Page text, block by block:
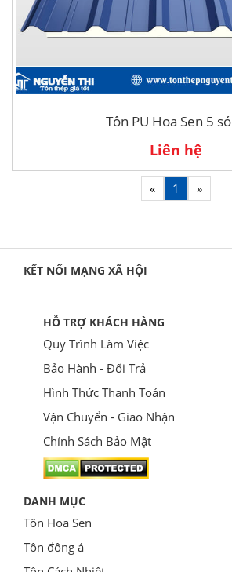
Tôn PU Hoa Sen 5
Liên hệ
« 1 »
KẾT NỐI MẠNG XÃ HỘI
HỖ TRỢ KHÁCH HÀNG
Quy Trình Làm Việc
Bảo Hành - Đổi Trả
Hình Thức Thanh Toán
Vận Chuyển - Giao Nhận
Chính Sách Bảo Mật
DANH MỤC
Tôn Hoa Sen
Tôn đông á